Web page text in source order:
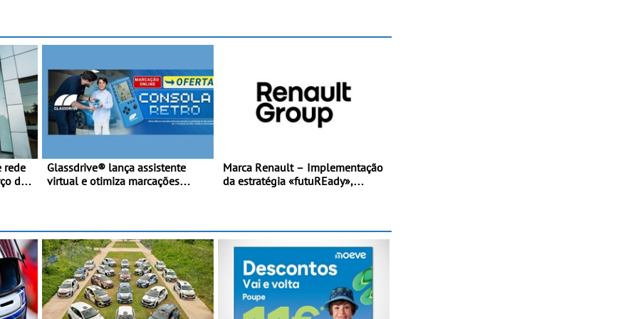
competitiva
energia às estradas de Portugal
rede
da
Glassdrive® lança assistente
virtual e otimiza marcações
contínuo ao cliente
Marca Renault – Implementação
da estratégia «futuREady»,